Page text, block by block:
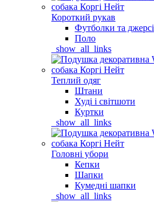
Короткий рукав
Футболки та джерсі
Поло
_show_all_links
Теплий одяг
Штани
Худі і світшоти
Куртки
_show_all_links
Головні убори
Кепки
Шапки
Кумедні шапки
_show_all_links